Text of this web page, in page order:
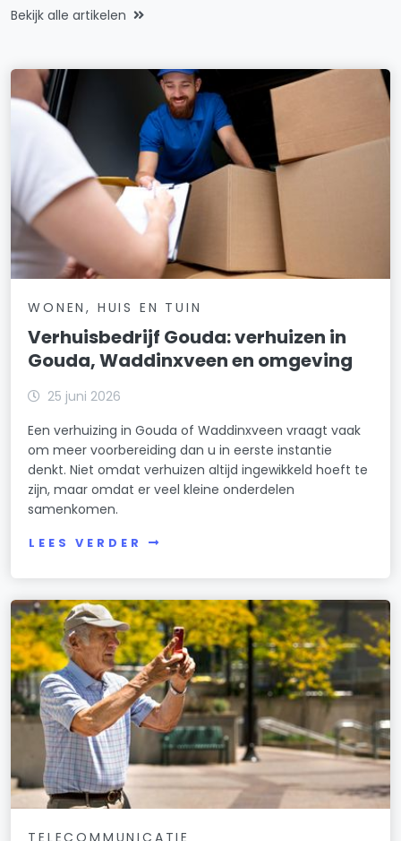
Bekijk alle artikelen
WONEN, HUIS EN TUIN
Verhuisbedrijf Gouda: verhuizen in
Gouda, Waddinxveen en omgeving
25 juni 2026
Een verhuizing in Gouda of Waddinxveen vraagt vaak
om meer voorbereiding dan u in eerste instantie
denkt. Niet omdat verhuizen altijd ingewikkeld hoeft te
zijn, maar omdat er veel kleine onderdelen
samenkomen.
LEES VERDER